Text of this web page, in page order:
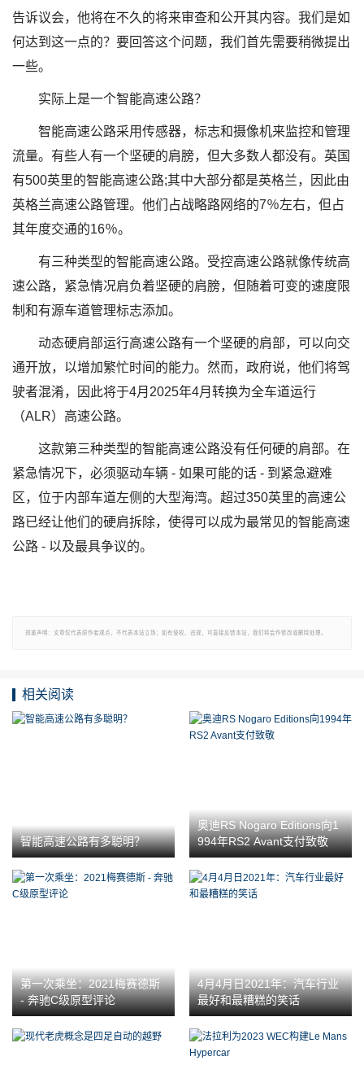
告诉议会，他将在不久的将来审查和公开其内容。我们是如
何达到这一点的？要回答这个问题，我们首先需要稍微提出
一些。
实际上是一个智能高速公路？
智能高速公路采用传感器，标志和摄像机来监控和管理
流量。有些人有一个坚硬的肩膀，但大多数人都没有。英国
有500英里的智能高速公路;其中大部分都是英格兰，因此由
英格兰高速公路管理。他们占战略路网络的7％左右，但占
其年度交通的16％。
有三种类型的智能高速公路。受控高速公路就像传统高
速公路，紧急情况肩负着坚硬的肩膀，但随着可变的速度限
制和有源车道管理标志添加。
动态硬肩部运行高速公路有一个坚硬的肩部，可以向交
通开放，以增加繁忙时间的能力。然而，政府说，他们将驾
驶者混淆，因此将于4月2025年4月转换为全车道运行
（ALR）高速公路。
这款第三种类型的智能高速公路没有任何硬的肩部。在
紧急情况下，必须驱动车辆 - 如果可能的话 - 到紧急避难
区，位于内部车道左侧的大型海湾。超过350英里的高速公
路已经让他们的硬肩拆除，使得可以成为最常见的智能高速
公路 - 以及最具争议的。
郑重声明：文章仅代表原作者观点，不代表本站立场；如有侵权、违规，可直接反馈本站，我们将会作修改或删除处理。
相关阅读
智能高速公路有多聪明？
奥迪RS Nogaro Editions向1
994年RS2 Avant支付致敬
第一次乘坐：2021梅赛德斯
- 奔驰C级原型评论
4月4月日2021年：汽车行业
最好和最糟糕的笑话